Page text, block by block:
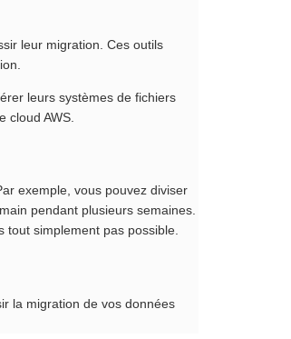
leur migration. Ces outils
leurs systèmes de fichiers
cloud AWS.
exemple, vous pouvez diviser
pendant plusieurs semaines.
tout simplement pas possible.
la migration de vos données